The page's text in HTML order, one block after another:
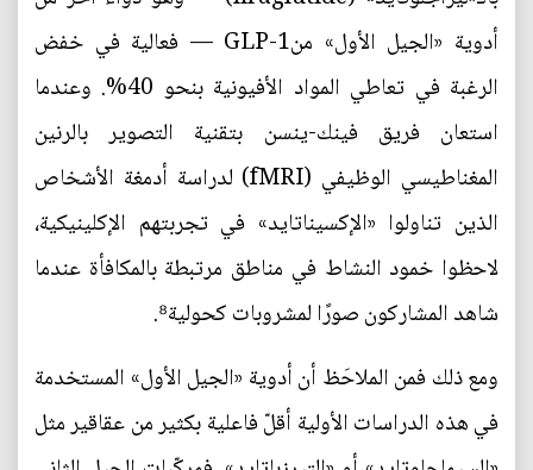
أدوية «الجيل الأول» منGLP-1 — فعالية في خفض
الرغبة في تعاطي المواد الأفيونية بنحو 40%. وعندما
استعان فريق فينك-ينسن بتقنية التصوير بالرنين
المغناطيسي الوظيفي (fMRI) لدراسة أدمغة الأشخاص
الذين تناولوا «الإكسيناتايد» في تجربتهم الإكلينيكية،
لاحظوا خمود النشاط في مناطق مرتبطة بالمكافأة عندما
شاهد المشاركون صورًا لمشروبات كحولية⁸.
ومع ذلك فمن الملاحَظ أن أدوية «الجيل الأول» المستخدمة
في هذه الدراسات الأولية أقلّ فاعلية بكثير من عقاقير مثل